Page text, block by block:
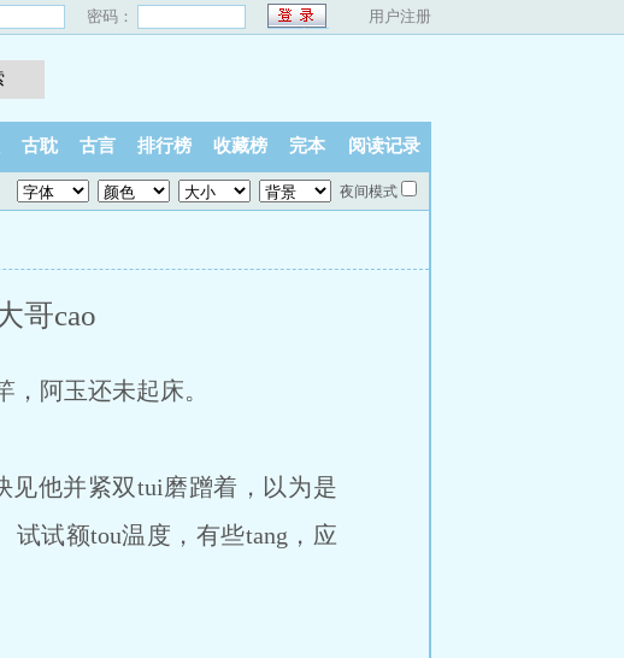
密码： 用户注册
古耽 古言 排行榜 收藏榜 完本 阅读记录
夜间模式
哥cao
阿玉还未起床。
他并紧双tui磨蹭着，以为是
试试额tou温度，有些tang，应